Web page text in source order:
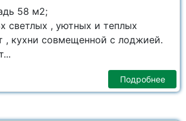
58 м2;
светлых , уютных и теплых
, кухни совмещенной с лоджией.
Подробнее